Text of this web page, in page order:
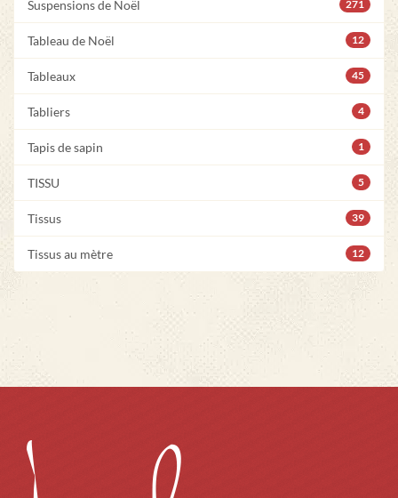
Suspensions de Noël 271
Tableau de Noël 12
Tableaux 45
Tabliers 4
Tapis de sapin 1
TISSU 5
Tissus 39
Tissus au mètre 12